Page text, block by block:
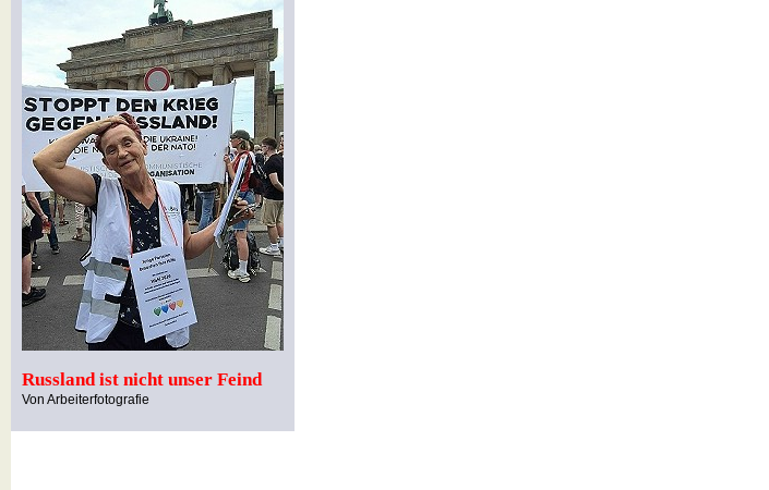
Russland ist nicht unser Feind
Von Arbeiterfotografie